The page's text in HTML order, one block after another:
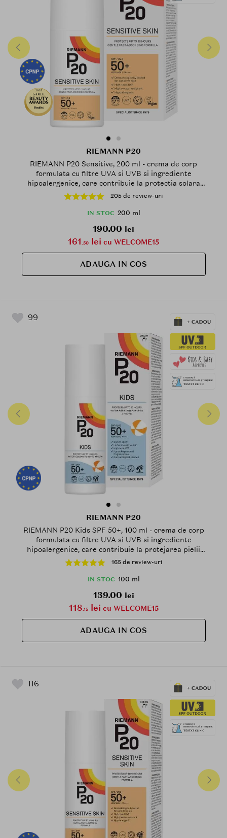
2025
Finalist
RIEMANN P20
RIEMANN P20 Sensitive, 200 ml - crema de corp
formulata cu filtre UVA si UVB si ingrediente
hipoalergenice, care contribuie la protectia solara
impotriva razelor UVA si UVB, Outdoor
205 de review-uri
IN STOC 200 ml
190.00 lei
161.50 lei cu WELCOME15
ADAUGA IN COS
99
RIEMANN P20
RIEMANN P20 Kids SPF 50+, 100 ml - crema de corp
formulata cu filtre UVA si UVB si ingrediente
hipoalergenice, care contribuie la protejarea pielii
sensibile la soare a copiilor, Outdoor
165 de review-uri
IN STOC 100 ml
139.00 lei
118.15lei cu WELCOME15
ADAUGA IN COS
116